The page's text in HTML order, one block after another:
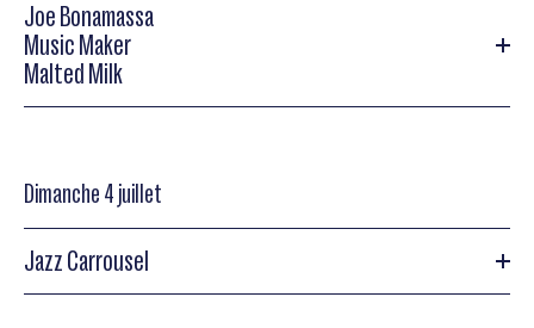
Malted Milk
Hamid Drake & Friends
Hamid Drake & Friends
Joe Bonamassa
Music Maker
Malted Milk
Joe Bonamassa
Dimanche 4 juillet
Jazz Carrousel